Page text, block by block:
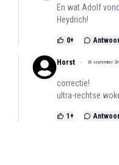
En wat Adolf
Heydrich!
0+
Horst 30 september
correctie!
ultra-rechtse
1 +